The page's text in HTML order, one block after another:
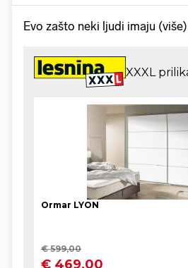
Evo zašto neki ljudi imaju